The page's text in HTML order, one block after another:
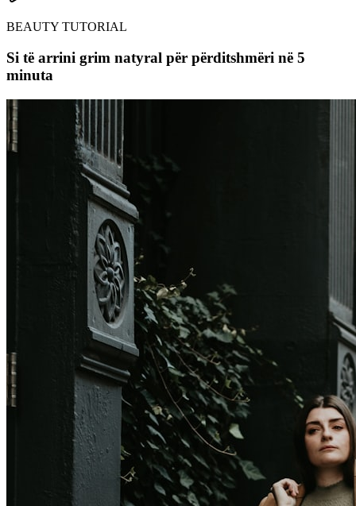
BEAUTY TUTORIAL
Si të arrini grim natyral për përditshmëri në 5
minuta